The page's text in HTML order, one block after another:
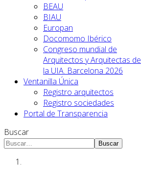
BEAU
BIAU
Europan
Docomomo Ibérico
Congreso mundial de
Arquitectos y Arquitectas de
la UIA. Barcelona 2026
Ventanilla Única
Registro arquitectos
Registro sociedades
Portal de Transparencia
Buscar
Buscar